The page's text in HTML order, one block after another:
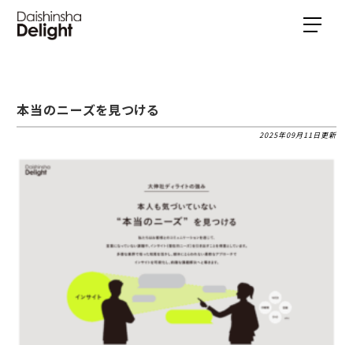
本当のニーズを見つける
2025年09月11日更新